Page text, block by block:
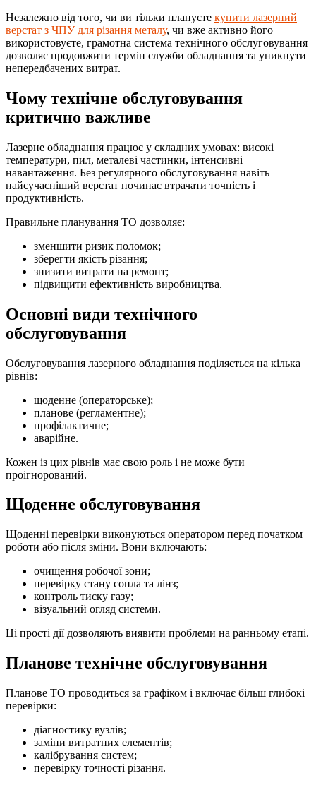
Незалежно від того, чи ви тільки плануєте купити лазерний
верстат з ЧПУ для різання металу, чи вже активно його
використовуєте, грамотна система технічного обслуговування
дозволяє продовжити термін служби обладнання та уникнути
непередбачених витрат.
Чому технічне обслуговування
критично важливе
Лазерне обладнання працює у складних умовах: високі
температури, пил, металеві частинки, інтенсивні
навантаження. Без регулярного обслуговування навіть
найсучасніший верстат починає втрачати точність і
продуктивність.
Правильне планування ТО дозволяє:
зменшити ризик поломок;
зберегти якість різання;
знизити витрати на ремонт;
підвищити ефективність виробництва.
Основні види технічного
обслуговування
Обслуговування лазерного обладнання поділяється на кілька
рівнів:
щоденне (операторське);
планове (регламентне);
профілактичне;
аварійне.
Кожен із цих рівнів має свою роль і не може бути
проігнорований.
Щоденне обслуговування
Щоденні перевірки виконуються оператором перед початком
роботи або після зміни. Вони включають:
очищення робочої зони;
перевірку стану сопла та лінз;
контроль тиску газу;
візуальний огляд системи.
Ці прості дії дозволяють виявити проблеми на ранньому етапі.
Планове технічне обслуговування
Планове ТО проводиться за графіком і включає більш глибокі
перевірки:
діагностику вузлів;
заміни витратних елементів;
калібрування систем;
перевірку точності різання.